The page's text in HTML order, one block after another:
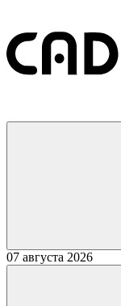
07 августа 2026